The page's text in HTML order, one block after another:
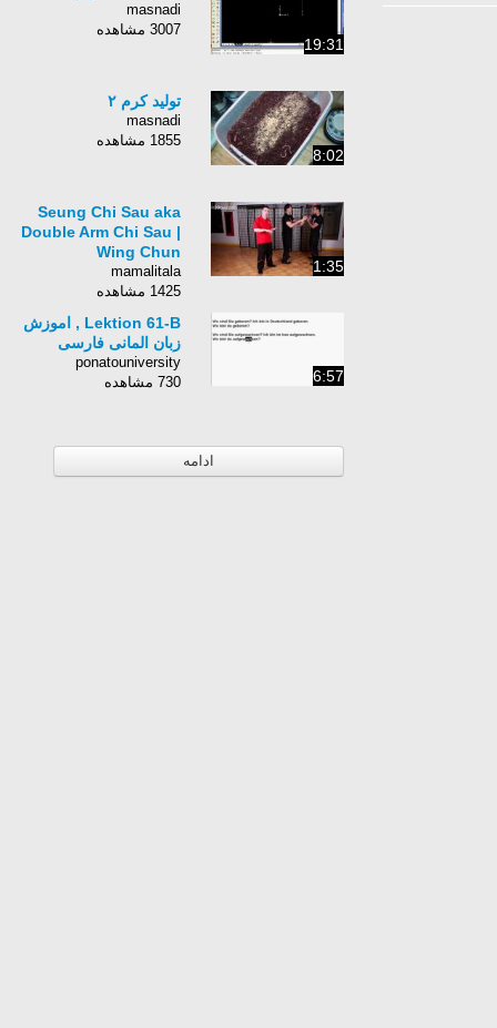
19:31
masnadi
3007 مشاهده
8:02
توليد كرم ٢
masnadi
1855 مشاهده
1:35
Seung Chi Sau aka
Double Arm Chi Sau |
Wing Chun
mamalitala
1425 مشاهده
6:57
Lektion 61-B , اموزش
زبان المانی فارسی
ponatouniversity
730 مشاهده
ادامه